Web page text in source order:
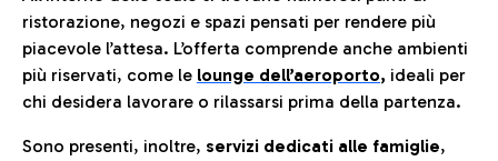
ristorazione, negozi e spazi pensati per rendere più
piacevole l’attesa. L’offerta comprende anche ambienti
più riservati, come le lounge dell’aeroporto, ideali per
chi desidera lavorare o rilassarsi prima della partenza.
Sono presenti, inoltre, servizi dedicati alle famiglie,